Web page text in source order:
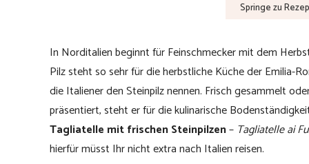
Springe zu
In Norditalien beginnt für Feinschmecker mit dem
Pilz steht so sehr für die herbstliche Küche der Emilia-
die Italiener den Steinpilz nennen. Frisch gesammelt
präsentiert, steht er für die kulinarische
Tagliatelle mit frischen Steinpilzen– Tagliatelle ai
hierfür müsst Ihr nicht extra nach Italien reisen.